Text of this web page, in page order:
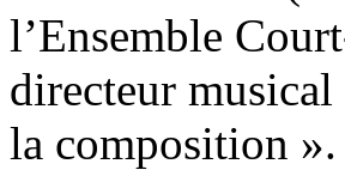
l’Ensemble
directeur musical
la composition